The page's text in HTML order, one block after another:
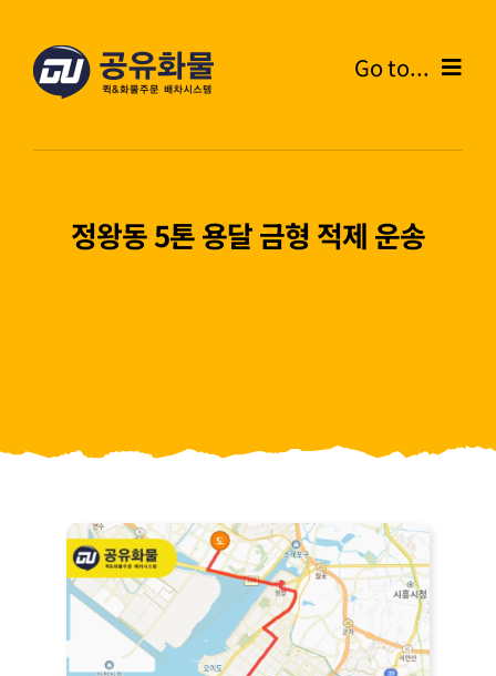
Go to...
블로그
정왕동 5톤 용달 금형 적제 운송